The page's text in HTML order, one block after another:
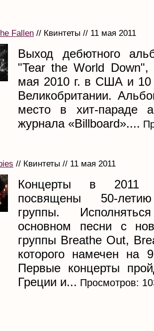
Fallen // Квинтеты // 11 мая 2011
Выход дебютного
"Tear the World Down",
мая 2010 г. в США и 10
Великобритании.
место в хит-параде
журнала «Billboard»....
// Квинтеты // 11 мая 2011
Концерты в 2011
посвящены 50-
группы.
основном песни с
группы Breathe Out,
которого намечен на
Первые концерты
Греции и... Просмотров: